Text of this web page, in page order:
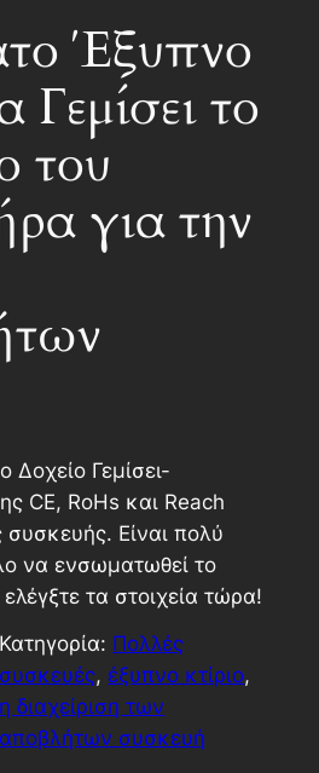
Έξυπνο
το
του
για την
Γεμίσει-
CE, RoHs και Reach
Είναι πολύ
να ενσωματωθεί το
τα στοιχεία τώρα!
Κατηγορία: Πολλές
συσκευές, έξυπνο κτίριο
η διαχείριση των
αποβλήτων συσκευή